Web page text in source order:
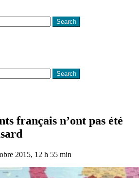
Search
Search
français n’ont pas été
2015, 12 h 55 min